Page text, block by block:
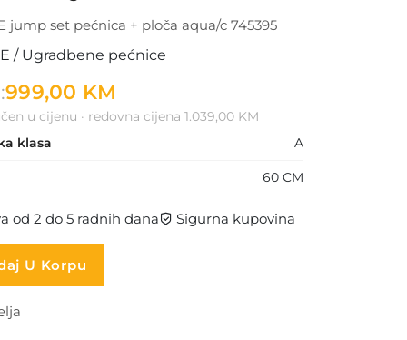
jump set pećnica + ploča aqua/c 745395
/ Ugradbene pećnice
999,00 KM
u cijenu · redovna cijena 1.039,00 KM
klasa
A
60 CM
od 2 do 5 radnih dana Sigurna kupovina
U Korpu